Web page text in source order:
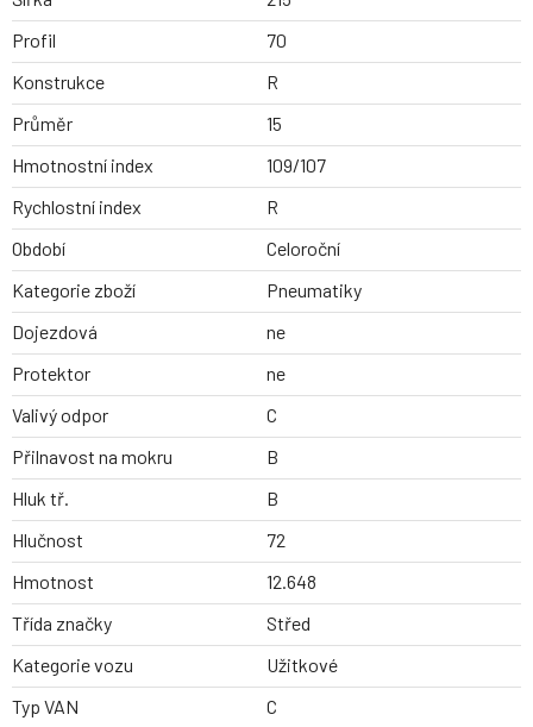
Profil
70
Konstrukce
R
Průměr
15
Hmotnostní index
109/107
Rychlostní index
R
Období
Celoroční
Kategorie zboží
Pneumatiky
Dojezdová
ne
Protektor
ne
Valivý odpor
C
Přilnavost na mokru
B
Hluk tř.
B
Hlučnost
72
Hmotnost
12.648
Třída značky
Střed
Kategorie vozu
Užitkové
Typ VAN
C